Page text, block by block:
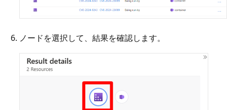
ノードを選択して、結果を確認します。